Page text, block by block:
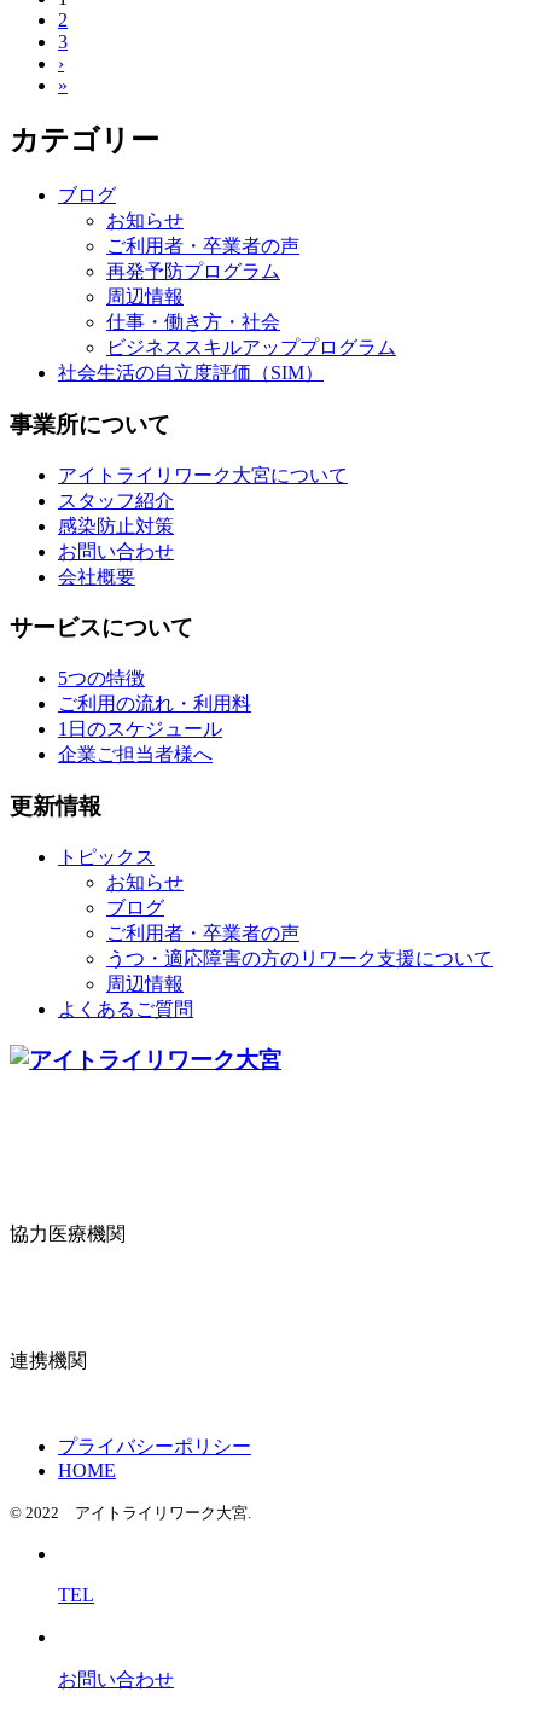
2
3
›
»
カテゴリー
ブログ
お知らせ
ご利用者・卒業者の声
再発予防プログラム
周辺情報
仕事・働き方・社会
ビジネススキルアッププログラム
社会生活の自立度評価（SIM）
事業所について
アイトライリワーク大宮について
スタッフ紹介
感染防止対策
お問い合わせ
会社概要
サービスについて
5つの特徴
ご利用の流れ・利用料
1日のスケジュール
企業ご担当者様へ
更新情報
トピックス
お知らせ
ブログ
ご利用者・卒業者の声
うつ・適応障害の方のリワーク支援について
周辺情報
よくあるご質問
協力医療機関
連携機関
プライバシーポリシー
HOME
© 2022 アイトライリワーク大宮.
TEL
お問い合わせ